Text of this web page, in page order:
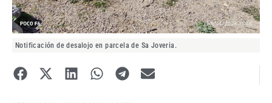
Notificación de desalojo en parcela de Sa Joveria.